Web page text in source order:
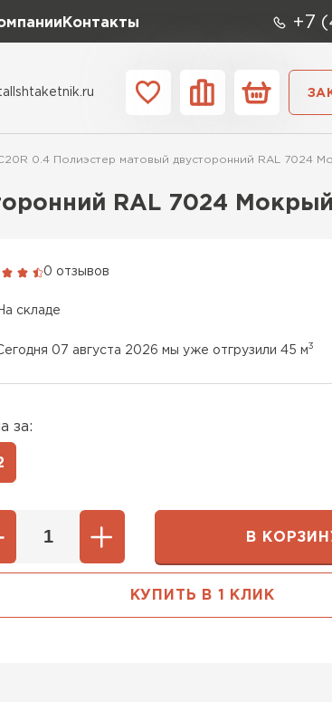
Контакты +7
0.4 Полиэстер матовый двусторонний RAL 7024
RAL 7024
0 отзывов
складе
07 августа 2026 мы уже отгрузили 45 м3
за:
В
КУПИТЬ В 1 КЛИК